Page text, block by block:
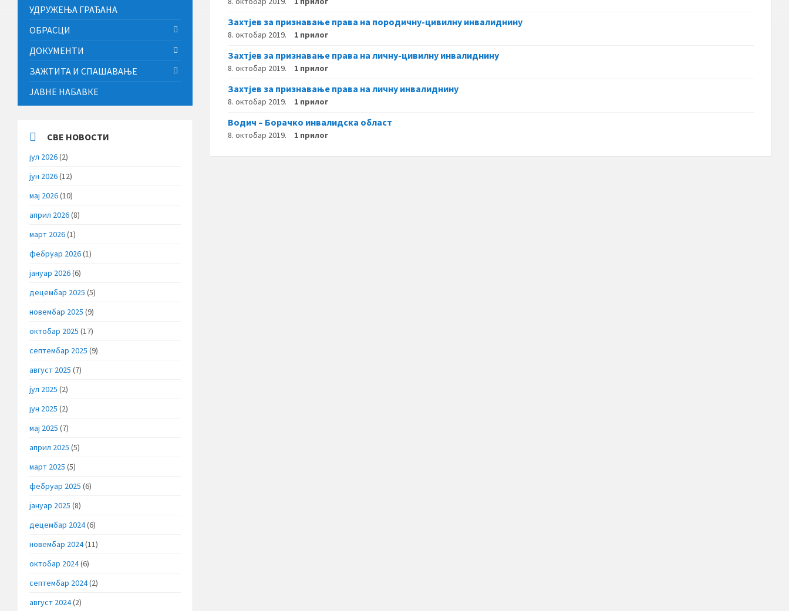
Захтјев за признавање права на породичну-цивилну инвалиднину
8. октобар 2019. 1 прилог
Захтјев за признавање права на личну-цивилну инвалиднину
8. октобар 2019. 1 прилог
Захтјев за признавање права на личну инвалиднину
8. октобар 2019. 1 прилог
Водич – Борачко инвалидска област
8. октобар 2019. 1 прилог
УДРУЖЕЊА ГРАЂАНА
ОБРАСЦИ
ДОКУМЕНТИ
ЗАЖТИТА И СПАШАВАЊЕ
ЈАВНЕ НАБАВКЕ
СВЕ НОВОСТИ
јул 2026(2)
јун 2026(12)
мај 2026(10)
април 2026(8)
март 2026(1)
фебруар 2026(1)
јануар 2026(6)
децембар 2025 (5)
новембар 2025 (9)
октобар 2025 (17)
септембар 2025 (9)
август 2025 (7)
јул 2025 (2)
јун 2025 (2)
мај 2025 (7)
април 2025 (5)
март 2025 (5)
фебруар 2025 (6)
јануар 2025 (8)
децембар 2024(6)
новембар 2024(11)
октобар 2024(6)
септембар 2024(2)
август 2024(2)